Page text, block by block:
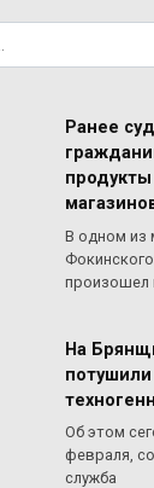
Ранее
В одном из
произошел
На
потушили
Об этом
февраля,
служба